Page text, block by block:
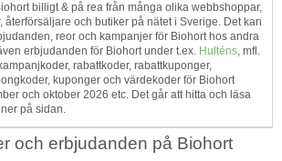
Tagg
RSS
billigt & på rea från många olika webbshoppar,
återförsäljare och butiker på nätet i Sverige. Det kan
reor och kampanjer för Biohort hos andra
erbjudanden för Biohort under t.ex. Hulténs, mfl.
rabattkoder, rabattkuponger,
kuponger och värdekoder för Biohort
och oktober 2026 etc. Det går att hitta och läsa
på sidan.
och erbjudanden på Biohort